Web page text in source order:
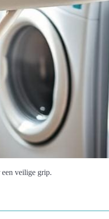
veilige grip.